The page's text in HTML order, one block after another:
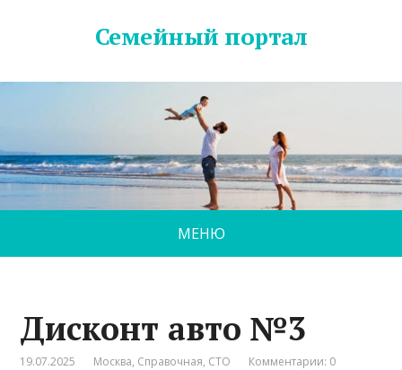
Семейный портал
МЕНЮ
Дисконт авто №3
19.07.2025 Москва, Справочная, СТО Комментарии: 0